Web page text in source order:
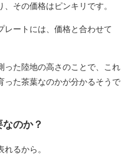
その価格はピンキリです。
レートには、価格と合わせて
った陸地の高さ のことで、これ
った茶葉なのかが分かるそうで
なのか？
るから。